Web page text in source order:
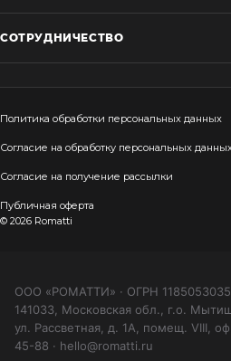
СОТРУДНИЧЕСТВО
Политика обработки персональных данных
Согласие на обработку персональных
Согласие на получение рассылки
Публичная оферта
© 2026 Romatti
ООО «РОМАТТИ» · ОГРН
141033, Московская обл., г.о.
ул. Рассветная, д. 1А, помещ. VIII,
45-88 · hello@romatti.ru